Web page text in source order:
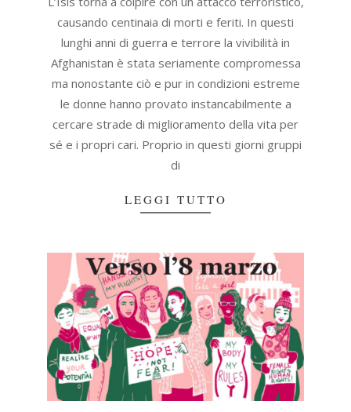
causando centinaia di morti e feriti. In questi
lunghi anni di guerra e terrore la vivibilità in
Afghanistan è stata seriamente compromessa
ma nonostante ciò e pur in condizioni estreme
le donne hanno provato instancabilmente a
cercare strade di miglioramento della vita per
sé e i propri cari. Proprio in questi giorni gruppi
di
LEGGI TUTTO